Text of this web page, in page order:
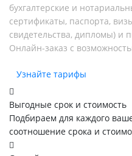
бухгалтерские и
сертификаты, паспорта,
свидетельства, дипломы) и
Онлайн-заказ с
Узнайте тарифы
Выгодные срок и стоимость
Подбираем для каждого
соотношение срока и